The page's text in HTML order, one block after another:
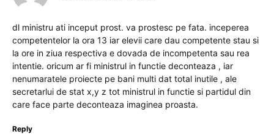
dl ministru ati inceput prost. va prostesc pe fata. inceperea
competentelor la ora 13 iar elevii care dau competente stau si
la ore in ziua respectiva e dovada de incompetenta sau rea
intentie. oricum ar fi ministrul in functie deconteaza , iar
nenumaratele proiecte pe bani multi dat total inutile , ale
secretarlui de stat x,y z tot ministrul in functie si partidul din
care face parte deconteaza imaginea proasta.
Reply